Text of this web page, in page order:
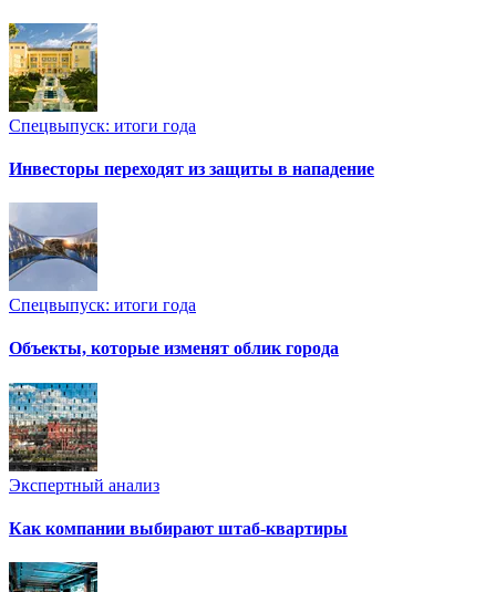
Спецвыпуск: итоги года
Инвесторы переходят из защиты в нападение
Спецвыпуск: итоги года
Объекты, которые изменят облик города
Экспертный анализ
Как компании выбирают штаб-квартиры